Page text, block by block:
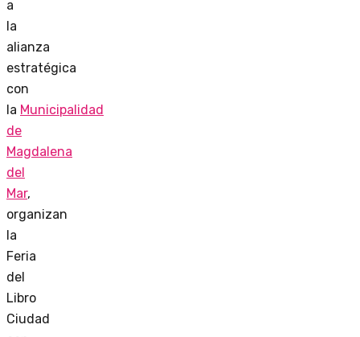
a
la
alianza
estratégica
con
la Municipalidad
de
Magdalena
del
Mar,
organizan
la
Feria
del
Libro
Ciudad